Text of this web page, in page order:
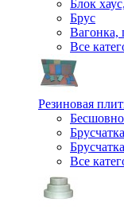
Блок
Брус
Вагонка,
Все
Резиновая
Все